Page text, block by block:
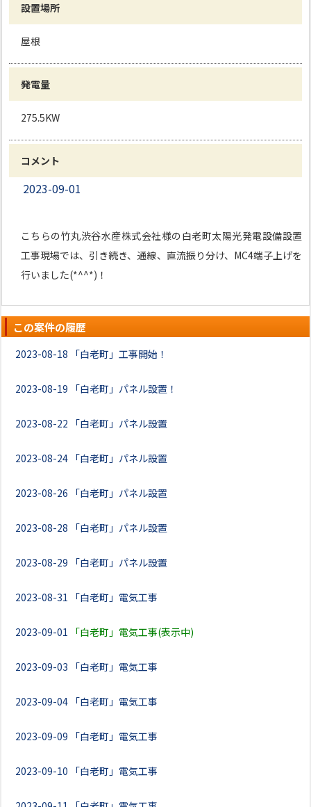
設置場所
屋根
発電量
275.5KW
コメント
2023-09-01
こちらの竹丸渋谷水産株式会社様の白老町太陽光発電設備設置
工事現場では、引き続き、通線、直流振り分け、MC4端子上げを
行いました(*^^*)！
この案件の履歴
2023-08-18 「白老町」工事開始！
2023-08-19 「白老町」パネル設置！
2023-08-22 「白老町」パネル設置
2023-08-24 「白老町」パネル設置
2023-08-26 「白老町」パネル設置
2023-08-28 「白老町」パネル設置
2023-08-29 「白老町」パネル設置
2023-08-31 「白老町」電気工事
2023-09-01 「白老町」電気工事(表示中)
2023-09-03 「白老町」電気工事
2023-09-04 「白老町」電気工事
2023-09-09 「白老町」電気工事
2023-09-10 「白老町」電気工事